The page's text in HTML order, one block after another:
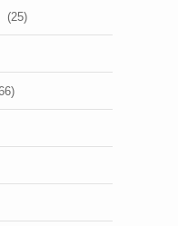
(25)